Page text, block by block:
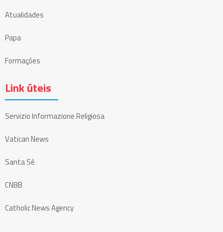
Atualidades
Papa
Formações
Link úteis
Servizio Informazione Religiosa
Vatican News
Santa Sé
CNBB
Catholic News Agency